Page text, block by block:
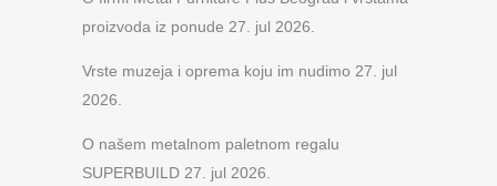
proizvoda iz ponude 27. jul 2026.
Vrste muzeja i oprema koju im nudimo 27. jul
2026.
O našem metalnom paletnom regalu
SUPERBUILD 27. jul 2026.